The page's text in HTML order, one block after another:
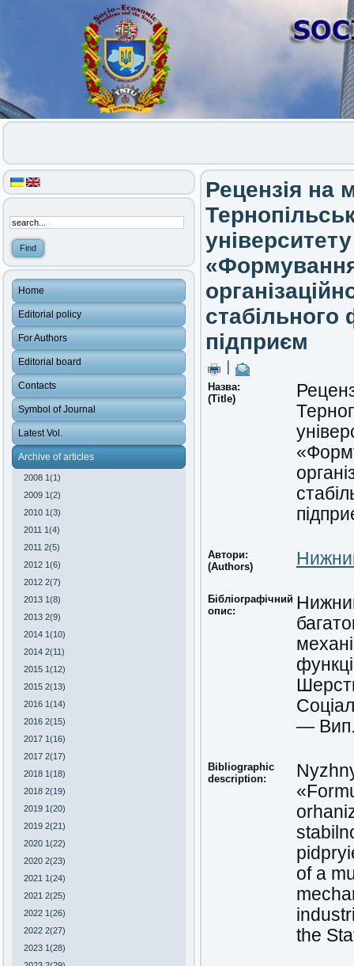
Home
Editorial policy
For Authors
Editorial board
Contacts
Symbol of Journal
Latest Vol.
Archive of articles
2008 1(1)
2009 1(2)
2010 1(3)
2011 1(4)
2011 2(5)
2012 1(6)
2012 2(7)
2013 1(8)
2013 2(9)
2014 1(10)
2014 2(11)
2015 1(12)
2015 2(13)
2016 1(14)
2016 2(15)
2017 1(16)
2017 2(17)
2018 1(18)
2018 2(19)
2019 1(20)
2019 2(21)
2020 1(22)
2020 2(23)
2021 1(24)
2021 2(25)
2022 1(26)
2022 2(27)
2023 1(28)
Рецензія на
підприєм
Назва:
(Title)
Автори:
(Authors)
Бібліографічний
опис:
—
Bibliographic
description:
of a
the